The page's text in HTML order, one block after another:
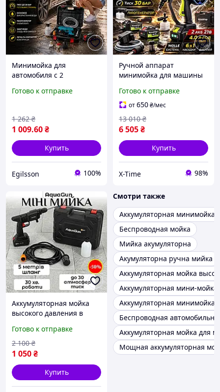
Минимойка для
автомобиля с 2
Апараты для мытья
мойка, Мойка для дачи
Готово к отправке
1 009.60₴
1 262 ₴
Купить
Egilsson 100%
Ручной аппарат
минимойка для машины
режима), Аккумуляторная
мойка с мощным
давлением, XTM
Готово к отправке
от650₴/мес
6 505₴
13 010 ₴
Купить
X-Time 98%
Аккумуляторная мойка
высокого давления в
машины мощная бытовая
мини-мойка на
акамуляторах для дачи
Готово к отправке
1 050₴
2 100 ₴
Купить
Смотри также
Аккумуляторная минимойка
Беспроводная мойка
Мийка акумуляторна
Акумуляторна ручна мийка
Аккумуляторная мойка
Аккумуляторная мини-мойка
Аккумуляторная минимойка
Беспроводная
Аккумуляторная мойка для
Мощная аккумуляторная